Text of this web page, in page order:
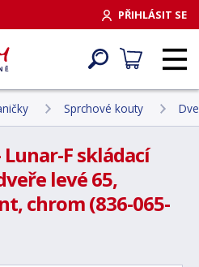
PŘIHLÁSIT SE
Sprchové kouty
Lunar-F skládací
levé 65,
chrom (836-065-